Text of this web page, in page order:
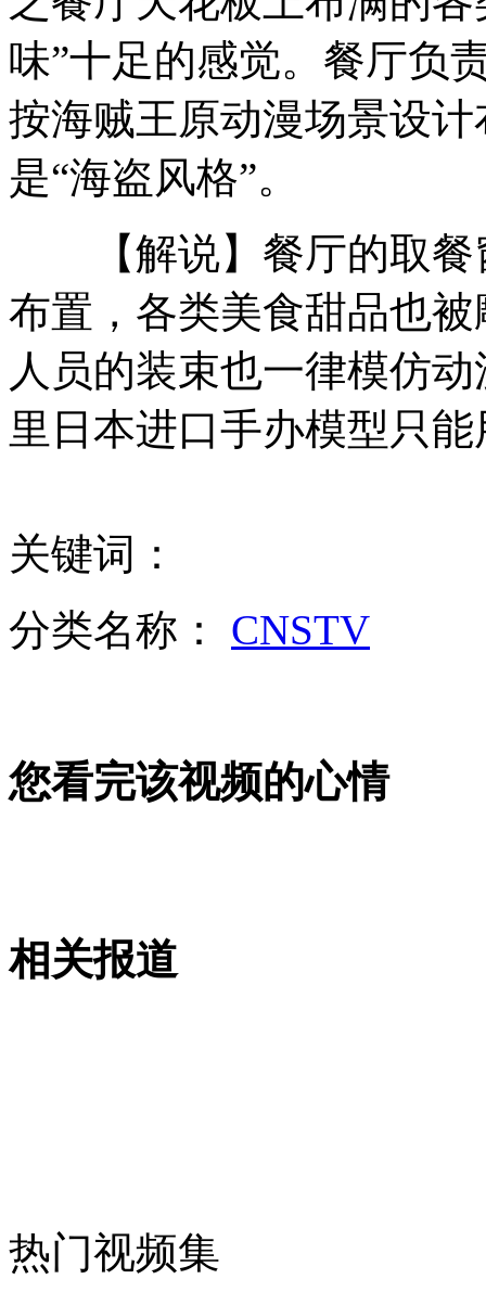
看不懂也要读 婴儿翻书读"火星文"
广州车展展期由7天延长至10天
雾中难辨红绿灯 热心老伯挥旗指路
山西运城恶犬咬伤多人 警民合力深夜将其击毙
无痛分娩是否安全 医生回应
外交部：反对强权政治霸凌主义
安徽一实载49人客车翻车
味”十足的感觉。餐厅负
按海贼王原动漫场景设
是“海盗风格”。
【解说】餐厅的取餐
布置，各类美食甜品也
人员的装束也一律模仿
里日本进口手办模型只
关键词：
分类名称： CNSTV
您看完该视频的心情
相关报道
热门视频集